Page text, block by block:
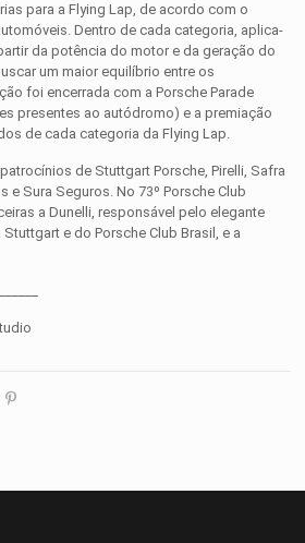
para a Flying Lap, de acordo com o
Dentro de cada categoria, aplica-
da potência do motor e da geração do
um maior equilíbrio entre os
foi encerrada com a Porsche Parade
presentes ao autódromo) e a premiação
de cada categoria da Flying Lap.
de Stuttgart Porsche, Pirelli, Safra
e Sura Seguros. No 73º Porsche Club
a Dunelli, responsável pelo elegante
e do Porsche Club Brasil, e a